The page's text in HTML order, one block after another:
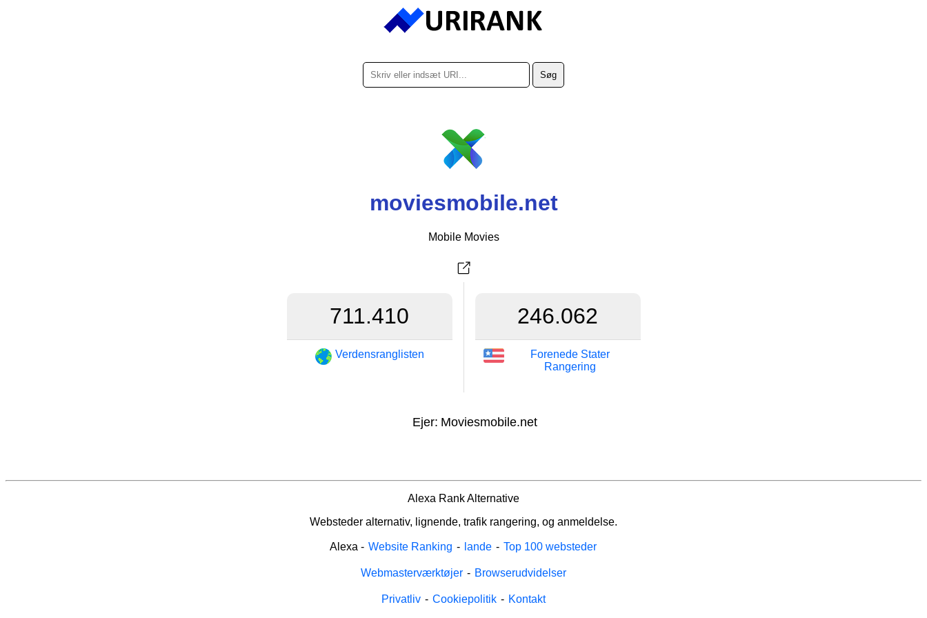
moviesmobile.net
Mobile Movies
711.410
Verdensranglisten
246.062
Forenede Stater
Rangering
Ejer: Moviesmobile.net
Alexa Rank Alternative
Websteder alternativ, lignende, trafik rangering, og anmeldelse.
Alexa - Website Ranking - lande - Top 100 websteder
Webmasterværktøjer - Browserudvidelser
Privatliv - Cookiepolitik - Kontakt